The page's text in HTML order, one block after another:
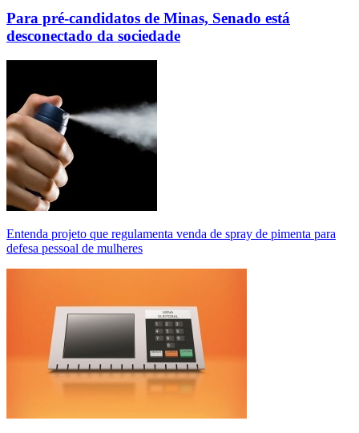
Para pré-candidatos de Minas, Senado está
desconectado da sociedade
Entenda projeto que regulamenta venda de spray de pimenta para
defesa pessoal de mulheres